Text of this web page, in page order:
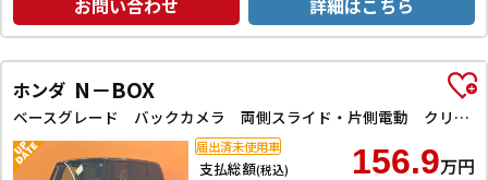
お問い合わせ 詳細はこちら
ホンダ N－BOX
ベースグレード バックカメラ 両側スライド・片側電動 クリアランスソナー オートクルーズコントロール レーンアシスト オートライト スマートキー アイドリングストップ 電動格納ミラー シートヒーター CVT ESC
支払総額(税込) 156.9万円
届出済未使用車